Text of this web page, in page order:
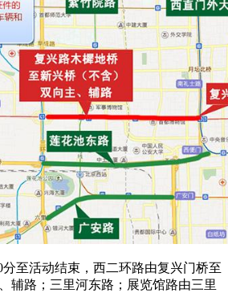
至活动结束，西二环路由复兴门桥至
辅路；三里河东路；展览馆路由三里